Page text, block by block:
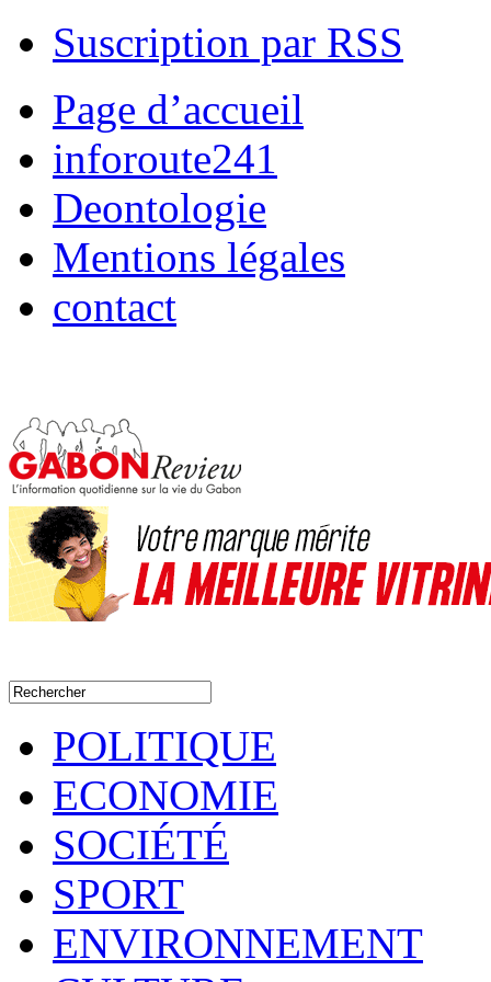
Suscription par RSS
Page d’accueil
inforoute241
Deontologie
Mentions légales
contact
POLITIQUE
ECONOMIE
SOCIÉTÉ
SPORT
ENVIRONNEMENT